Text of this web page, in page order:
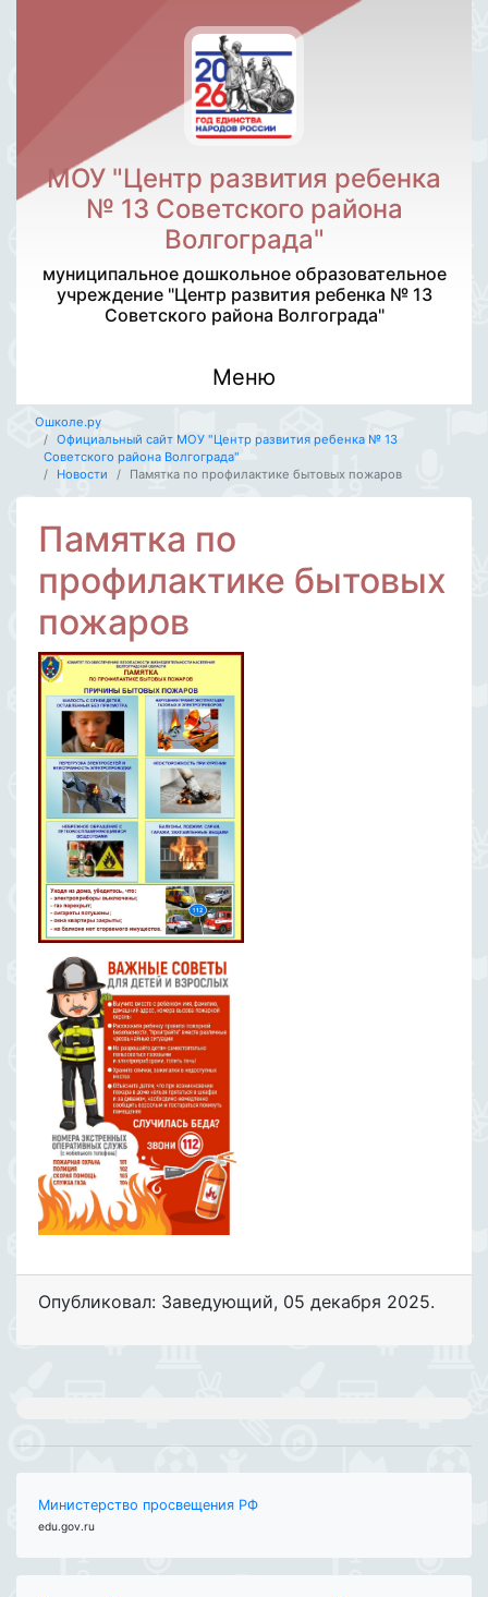
МОУ "Центр развития ребенка
№ 13 Советского района
Волгограда"
муниципальное дошкольное образовательное
учреждение "Центр развития ребенка № 13
Советского района Волгограда"
Меню
Ошколе.ру
Официальный сайт МОУ "Центр развития ребенка № 13
Советского района Волгограда"
Новости
Памятка по профилактике бытовых пожаров
Памятка по
профилактике бытовых
пожаров
Опубликовал: Заведующий, 05 декабря 2025.
Министерство просвещения РФ
edu.gov.ru